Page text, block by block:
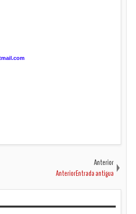
Anterior
AnteriorEntrada antigua